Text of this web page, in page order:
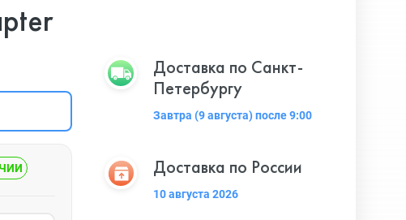
Доставка по Санкт-
Петербургу
Завтра (9 августа) после 9:00
Доставка по России
10 августа 2026